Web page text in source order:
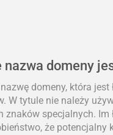
nazwa domeny
domeny, która
W tytule nie należy
znaków specjalnych. Im
że potencjalny